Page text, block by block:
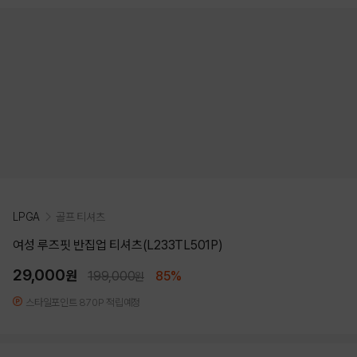
LPGA 골프 티셔츠
여성 루즈핏 반집업 티셔츠(L233TL501P)
29,000원 199,000원 85%
스타일포인트 870P 적립예정